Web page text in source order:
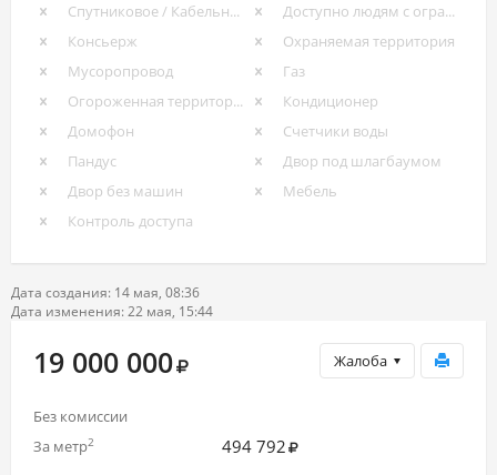
Спутниковое / Кабельное ТВ
Доступно людям с ограниченными возможностями
Консьерж
Охраняемая территория
Мусоропровод
Газ
Огороженная территория
Кондиционер
Домофон
Счетчики воды
Пандус
Двор под шлагбаумом
Двор без машин
Мебель
Контроль доступа
Дата создания: 14 мая, 08:36
Дата изменения: 22 мая, 15:44
Жалоба
19 000 000
Без комиссии
За метр2 494 792